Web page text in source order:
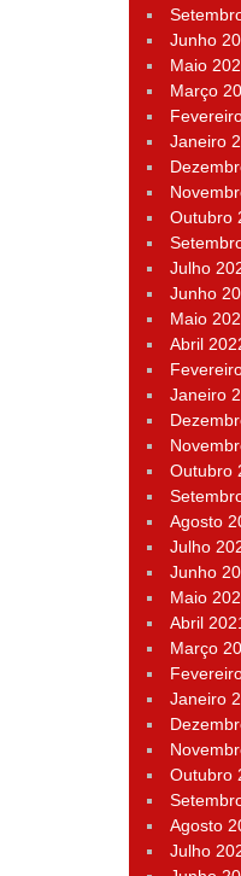
Junho
Maio
Março
Janeiro
Outubro
Julho
Junho
Maio
Abril
Janeiro
Outubro
Agosto
Julho
Junho
Maio
Abril
Março
Janeiro
Outubro
Agosto
Julho